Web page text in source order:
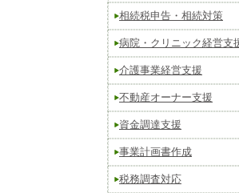
相続税申告・相続対策
病院・クリニック経営支
介護事業経営支援
不動産オーナー支援
資金調達支援
事業計画書作成
税務調査対応